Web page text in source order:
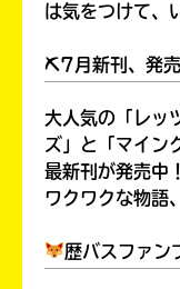
は気をつけて、
⛏7月新刊、発売
大人気の「レッ
ズ」と「マイン
最新刊が発売中
ワクワクな物語
歴バスファン